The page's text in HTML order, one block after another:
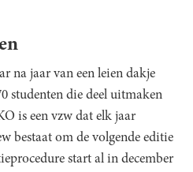
na jaar van een leien dakje
studenten die deel uitmaken
is een vzw dat elk jaar
bestaat om de volgende editie
start al in december